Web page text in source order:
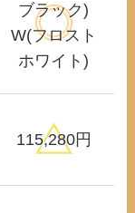
ブラック)
W(フロスト
ホワイト)
115,280円